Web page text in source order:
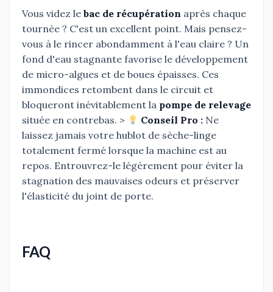
Vous videz le bac de récupération après chaque
tournée ? C'est un excellent point. Mais pensez-
vous à le rincer abondamment à l'eau claire ? Un
fond d'eau stagnante favorise le développement
de micro-algues et de boues épaisses. Ces
immondices retombent dans le circuit et
bloqueront inévitablement la pompe de relevage
située en contrebas. >
Conseil Pro : Ne
laissez jamais votre hublot de sèche-linge
totalement fermé lorsque la machine est au
repos. Entrouvrez-le légèrement pour éviter la
stagnation des mauvaises odeurs et préserver
l'élasticité du joint de porte.
FAQ